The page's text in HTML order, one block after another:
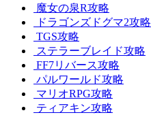
魔女の泉R攻略
ドラゴンズドグマ2攻略
TGS攻略
ステラーブレイド攻略
FF7リバース攻略
パルワールド攻略
マリオRPG攻略
ティアキン攻略